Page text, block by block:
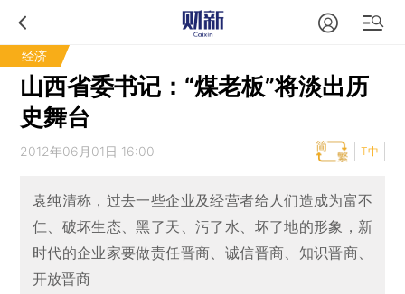
经济
山西省委书记：“煤老板”将淡出历
史舞台
2012年06月01日 16:00 T中
袁纯清称，过去一些企业及经营者给人们造成为富不
仁、破坏生态、黑了天、污了水、坏了地的形象，新
时代的企业家要做责任晋商、诚信晋商、知识晋商、
开放晋商